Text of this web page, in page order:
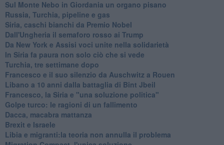
Sul Monte Nebo in Giordania un organo pisano
Russia, Turchia, pipeline e gas
Siria, caschi bianchi da Premio Nobel
Dall'Ungheria il semaforo rosso ai Trump
Da New York e Assisi voci unite nella solidarietà
In Siria fa paura non solo ciò che si vede
Turchia, tre settimane dopo
Francesco e il suo silenzio da Auschwitz a Rouen
Libano a 10 anni dalla battaglia di Bint Jbeil
Francesco, la Siria e "una soluzione politica"
Golpe turco: le ragioni di un fallimento
Dacca, macabra mattanza
Brexit e Israele
Libia e migranti:la teoria non annulla il problema